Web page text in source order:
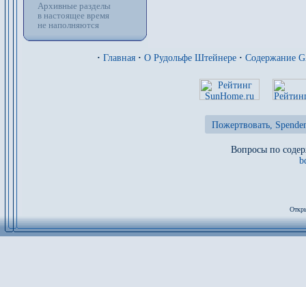
Архивные разделы
в настоящее время
не наполняются
· Главная · О Рудольфе Штейнере · Содержание
Пожертвовать,
Вопросы по